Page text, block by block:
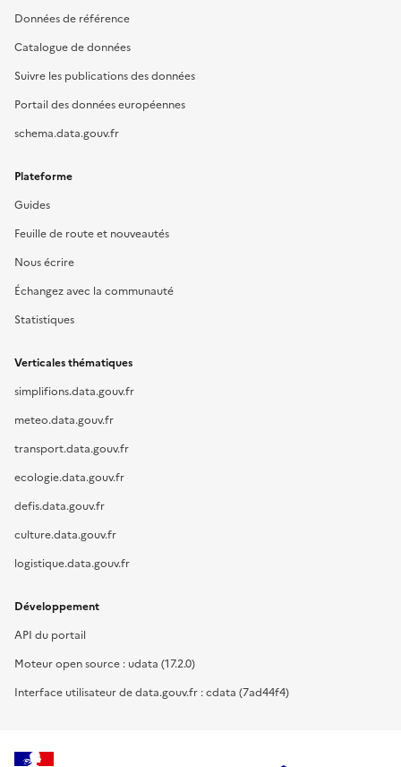
Données de référence
Catalogue de données
Suivre les publications des données
Portail des données européennes
schema.data.gouv.fr
Plateforme
Guides
Feuille de route et nouveautés
Nous écrire
Échangez avec la communauté
Statistiques
Verticales thématiques
simplifions.data.gouv.fr
meteo.data.gouv.fr
transport.data.gouv.fr
ecologie.data.gouv.fr
defis.data.gouv.fr
culture.data.gouv.fr
logistique.data.gouv.fr
Développement
API du portail
Moteur open source : udata (17.2.0)
Interface utilisateur de data.gouv.fr : cdata (7ad44f4)